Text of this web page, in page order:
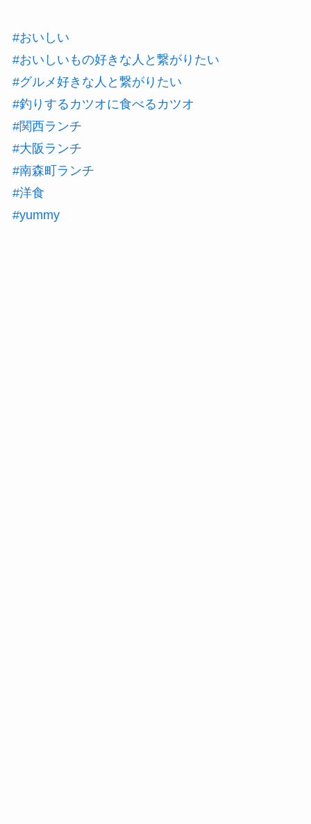
#おいしい
#おいしいもの好きな人と繋がりたい
#グルメ好きな人と繋がりたい
#釣りするカツオに食べるカツオ
#関西ランチ
#大阪ランチ
#南森町ランチ
#洋食
#yummy